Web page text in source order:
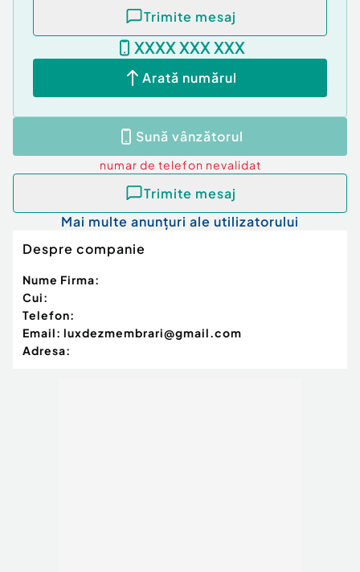
Trimite mesaj
XXXX XXX XXX
Arată numărul
Sună vânzătorul
numar de telefon nevalidat
Trimite mesaj
Mai multe anunțuri ale utilizatorului
Despre companie
Nume Firma:
Cui:
Telefon:
Email: luxdezmembrari@gmail.com
Adresa: